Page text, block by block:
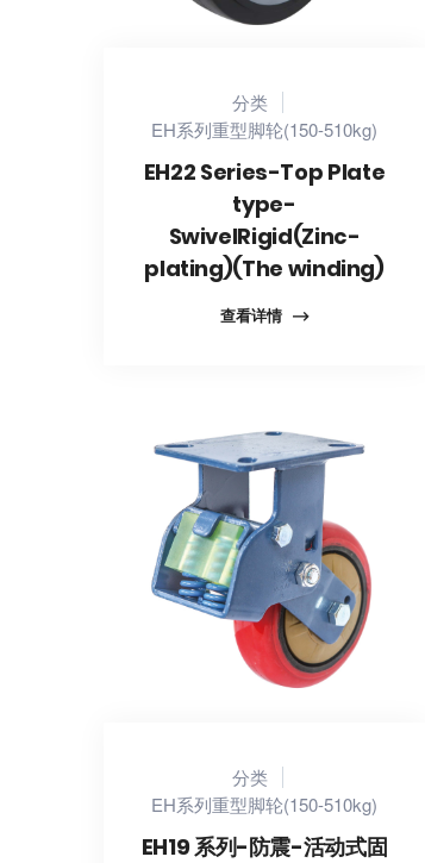
分类
EH系列重型脚轮(150-510kg)
EH22 Series-Top Plate
type-
SwivelRigid(Zinc-
plating)(The winding)
查看详情
分类
EH系列重型脚轮(150-510kg)
EH19 系列-防震-活动式固